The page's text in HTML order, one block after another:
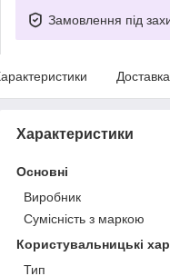
Замовлення під
Доставка
Характеристики
Основні
Виробник
Сумісність з маркою
Користувальницькі
Тип